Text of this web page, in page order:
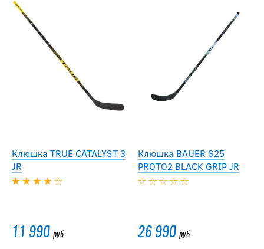
Клюшка TRUE CATALYST 3
JR
11 990 руб.
Клюшка BAUER S25
PROTO2 BLACK GRIP JR
26 990 руб.